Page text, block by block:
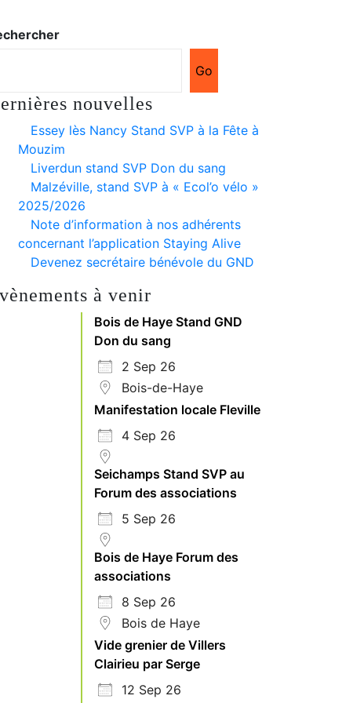
Go
nouvelles
Essey lès Nancy Stand SVP à la Fête à
Mouzim
Liverdun stand SVP Don du sang
Malzéville, stand SVP à « Ecol’o vélo »
2025/2026
Note d’information à nos adhérents
concernant l’application Staying Alive
Devenez secrétaire bénévole du GND
à venir
Bois de Haye Stand GND
Don du sang
2 Sep 26
Bois-de-Haye
Manifestation locale Fleville
4 Sep 26
Seichamps Stand SVP au
Forum des associations
5 Sep 26
Bois de Haye Forum des
associations
8 Sep 26
Bois de Haye
Vide grenier de Villers
Clairieu par Serge
12 Sep 26